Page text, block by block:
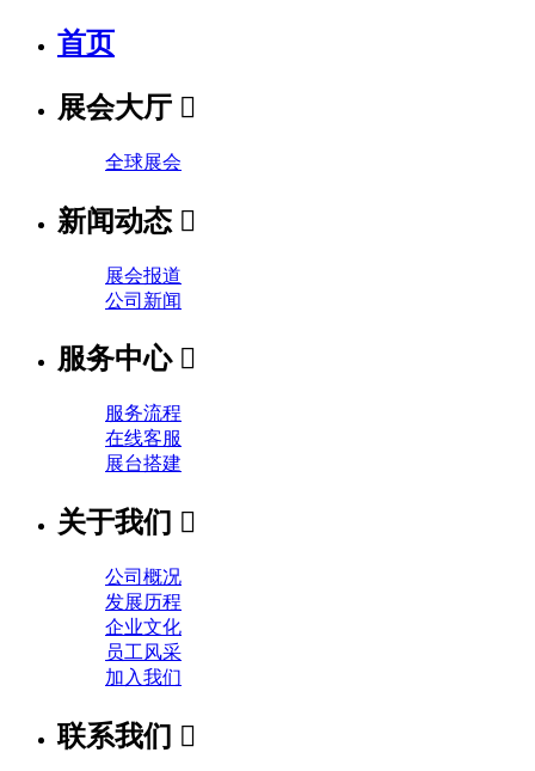
首页
展会大厅 
全球展会
新闻动态 
展会报道
公司新闻
服务中心 
服务流程
在线客服
展台搭建
关于我们 
公司概况
发展历程
企业文化
员工风采
加入我们
联系我们 